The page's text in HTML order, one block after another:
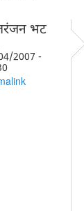
भट
2007 -